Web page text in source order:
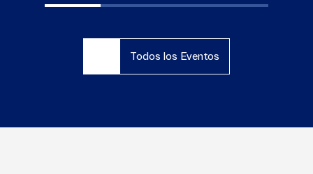
Todos los Eventos